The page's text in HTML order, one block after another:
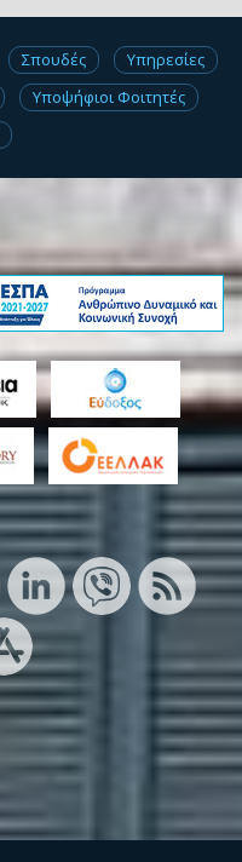
Σπουδές
Υπηρεσίες
Υποψήφιοι Φοιτητές